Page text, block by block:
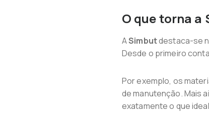
O que torna
ASimbutdestaca-se
Desde o primeiro
Por exemplo, os
de manutenção. Mais
exatamente o que